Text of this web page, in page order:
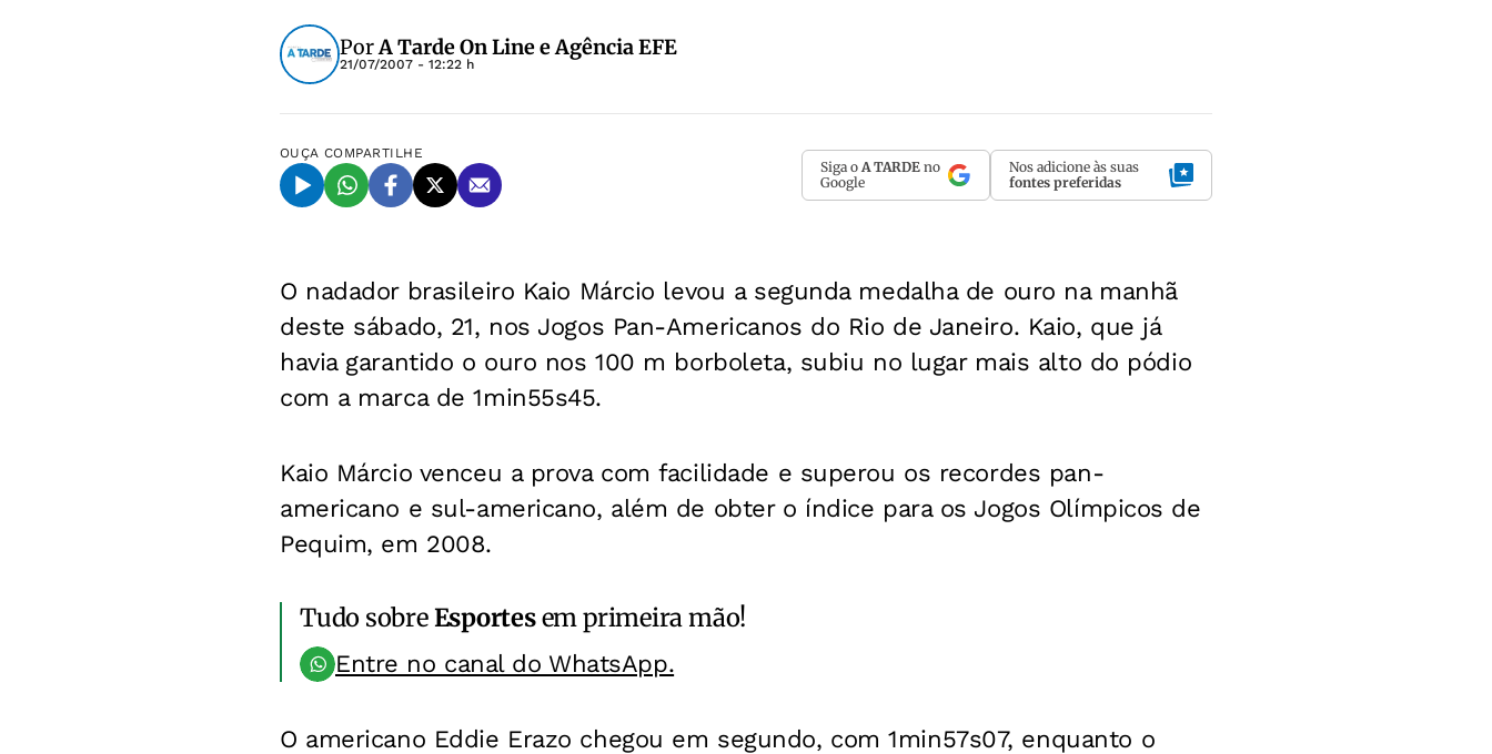
PorA Tarde On Line e Agência EFE
21/07/2007 - 12:22 h
OUÇA COMPARTILHE
Siga o A TARDE no
Google
Nos adicione às suas
fontes preferidas
O nadador brasileiro Kaio Márcio levou a segunda medalha de ouro na manhã
deste sábado, 21, nos Jogos Pan-Americanos do Rio de Janeiro. Kaio, que já
havia garantido o ouro nos 100 m borboleta, subiu no lugar mais alto do pódio
com a marca de 1min55s45.
Kaio Márcio venceu a prova com facilidade e superou os recordes pan-
americano e sul-americano, além de obter o índice para os Jogos Olímpicos de
Pequim, em 2008.
Tudo sobreEsportesem primeira mão!
Entre no canal do WhatsApp.
O americano Eddie Erazo chegou em segundo, com 1min57s07, enquanto o